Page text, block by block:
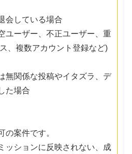
会している場合
ユーザー、不正ユーザー、重
、複数アカウント登録など)
無関係な投稿やイタズラ、デ
た場合
の案件です。
ッションに反映されない、成